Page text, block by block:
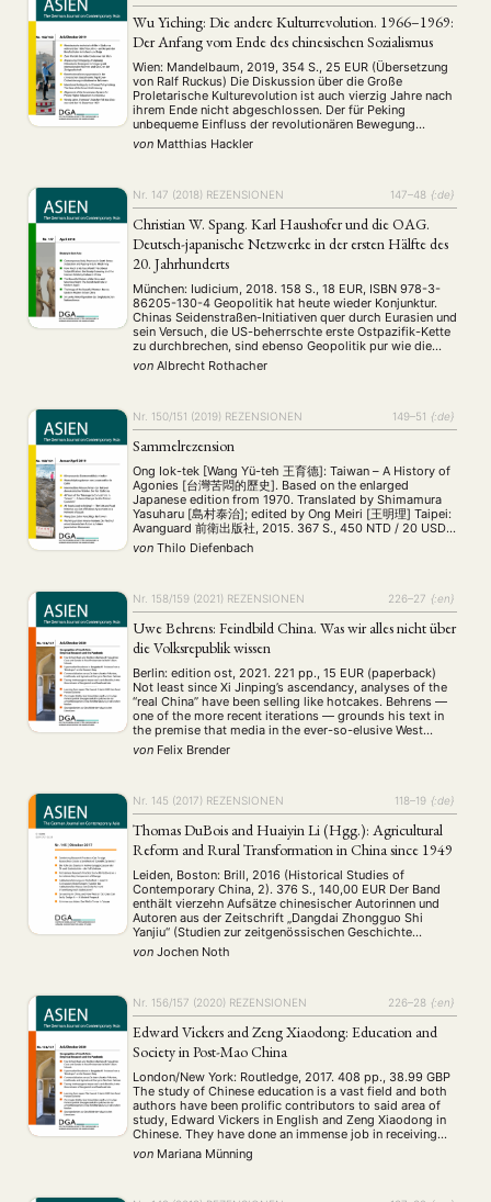
Wu Yiching: Die andere Kulturrevolution. 1966–1969:
Der Anfang vom Ende des chinesischen Sozialismus
Wien: Mandelbaum, 2019, 354 S., 25 EUR (Übersetzung
von Ralf Ruckus) Die Diskussion über die Große
Proletarische Kulturevolution ist auch vierzig Jahre nach
ihrem Ende nicht abgeschlossen. Der für Peking
unbequeme Einfluss der revolutionären Bewegung
machte sich in den letzten Jahren besonders an zwei
Beispielen bemerkbar. Einerseits wird eine tiefergehende
von Matthias Hackler
Nr. 147 (2018) REZENSIONEN 147–48 {:de}
Christian W. Spang. Karl Haushofer und die OAG.
Deutsch-japanische Netzwerke in der ersten Hälfte des
20. Jahrhunderts
München: Iudicium, 2018. 158 S., 18 EUR, ISBN 978-3-
86205-130-4 Geopolitik hat heute wieder Konjunktur.
Chinas Seidenstraßen-Initiativen quer durch Eurasien und
sein Versuch, die US-beherrschte erste Ostpazifik-Kette
zu durchbrechen, sind ebenso Geopolitik pur wie die
Politik des Kremls zur Sammlung der russischen Erde auf
Kosten der Ukraine und Georgiens und der Schaffung
von Albrecht Rothacher
Nr. 150/151 (2019) REZENSIONEN 149–51 {:de}
Sammelrezension
Ong Iok-tek [Wang Yü-teh 王育德]: Taiwan – A History of
Agonies [台灣苦悶的歷史]. Based on the enlarged
Japanese edition from 1970. Translated by Shimamura
Yasuharu [島村泰治]; edited by Ong Meiri [王明理] Taipei:
Avanguard 前衛出版社, 2015. 367 S., 450 NTD / 20 USD
(Hardcover) Su Beng [Shih Ming 史明]: Taiwan’s 400 Year
History [台灣人四百年史]. Anniversary Edition Taipei: …
von Thilo Diefenbach
Nr. 158/159 (2021) REZENSIONEN 226–27 {:en}
Uwe Behrens: Feindbild China. Was wir alles nicht über
die Volksrepublik wissen
Berlin: edition ost, 2021. 221 pp., 15 EUR (paperback)
Not least since Xi Jinping’s ascendancy, analyses of the
“real China” have been selling like hotcakes. Behrens —
one of the more recent iterations — grounds his text in
the premise that media in the ever-so-elusive West
grossly misrepresent China, painting a negative image of
the …
von Felix Brender
Nr. 145 (2017) REZENSIONEN 118–19 {:de}
Thomas DuBois and Huaiyin Li (Hgg.): Agricultural
Reform and Rural Transformation in China since 1949
Leiden, Boston: Brill, 2016 (Historical Studies of
Contemporary China, 2). 376 S., 140,00 EUR Der Band
enthält vierzehn Aufsätze chinesischer Autorinnen und
Autoren aus der Zeitschrift „Dangdai Zhongguo Shi
Yanjiu“ (Studien zur zeitgenössischen Geschichte
Chinas). Leider fehlen die Erscheinungsdaten der Artikel,
aber vermutlich wurden die meisten während der letzten
von Jochen Noth
Nr. 156/157 (2020) REZENSIONEN 226–28 {:en}
Edward Vickers and Zeng Xiaodong: Education and
Society in Post-Mao China
London/New York: Routledge, 2017. 408 pp., 38.99 GBP
The study of Chinese education is a vast field and both
authors have been prolific contributors to said area of
study, Edward Vickers in English and Zeng Xiaodong in
Chinese. They have done an immense job in receiving
and discussing the existing great amount of scholarship
on …
von Mariana Münning